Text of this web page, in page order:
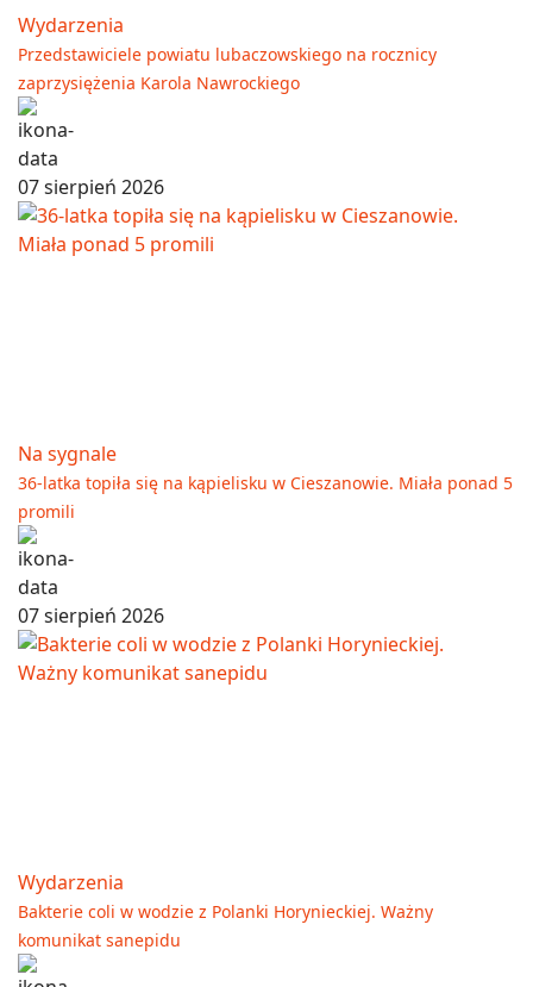
Wydarzenia
Przedstawiciele powiatu lubaczowskiego na rocznicy
zaprzysiężenia Karola Nawrockiego
07 sierpień 2026
Na sygnale
36-latka topiła się na kąpielisku w Cieszanowie. Miała ponad 5
promili
07 sierpień 2026
Wydarzenia
Bakterie coli w wodzie z Polanki Horynieckiej. Ważny
komunikat sanepidu